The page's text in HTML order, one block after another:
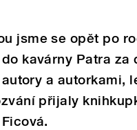
jsme se opět po
kavárny Patra za
a autorkami,
přijaly